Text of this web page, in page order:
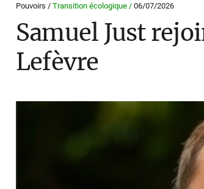
Pouvoirs / Transition écologique / 06/07/2026
Samuel Just
Lefèvre